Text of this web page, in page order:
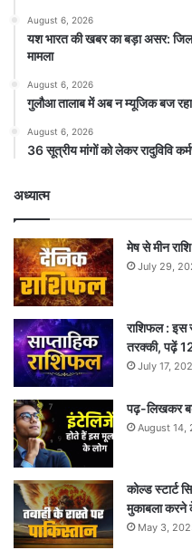
August 6, 2026
यश भारत की खबर का बड़ा असर:
मामला
August 6, 2026
गुलौआ तालाब में अब न म्यूजिक बज
August 6, 2026
36 सूत्रीय मांगों को लेकर रादुविवि
अध्यात्म
मेष से मीन
July 29,
राशिफल : इस
तरक्की, पढ़ें 12
July 17,
पढ़-लिखकर
August 14,
कोल्ड स्टार्ट
मुकाबला करने
May 3,